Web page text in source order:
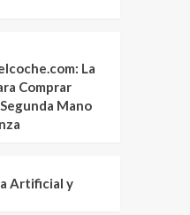
La
Comprar
Mano
Artificial y